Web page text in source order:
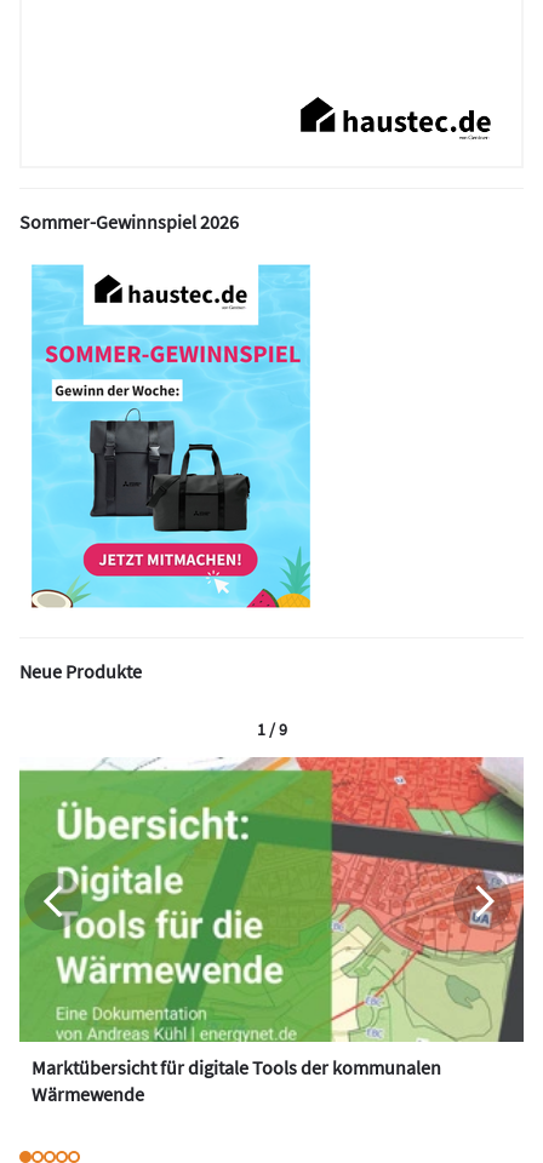
Sommer-Gewinnspiel 2026
Neue Produkte
Marktübersicht für digitale Tools der kommunalen
Wärmewende
1 / 9